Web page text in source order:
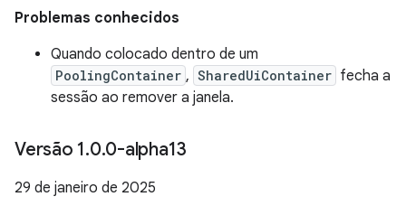
Problemas conhecidos
Quando colocado dentro de um
PoolingContainer , SharedUiContainer fecha a
sessão ao remover a janela.
Versão 1.0.0-alpha13
29 de janeiro de 2025